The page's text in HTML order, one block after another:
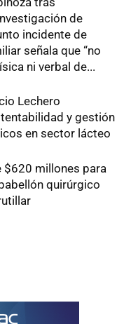
de
incidente de
señala que “no
ni verbal de...
Lechero
y gestión
en sector lácteo
$620 millones para
quirúrgico